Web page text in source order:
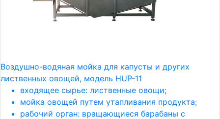
Воздушно-водяная мойка для капусты и других
лиственных овощей, модель HUP-11
входящее сырье: лиственные овощи;
мойка овощей путем утапливания продукта;
рабочий орган: вращающиеся барабаны с